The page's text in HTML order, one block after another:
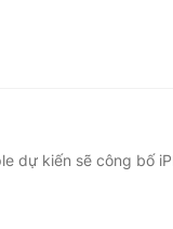
dự kiến ​​sẽ công bố